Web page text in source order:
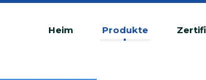
Heim Produkte